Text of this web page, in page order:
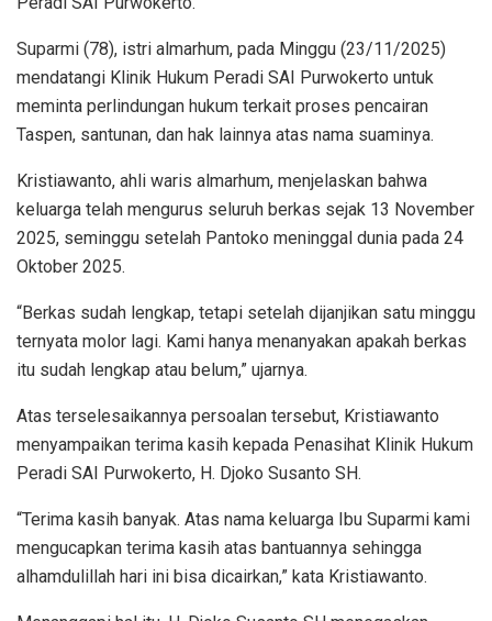
Suparmi (78), istri almarhum, pada Minggu (23/11/2025)
mendatangi Klinik Hukum Peradi SAI Purwokerto untuk
meminta perlindungan hukum terkait proses pencairan
Taspen, santunan, dan hak lainnya atas nama suaminya.
Kristiawanto, ahli waris almarhum, menjelaskan bahwa
keluarga telah mengurus seluruh berkas sejak 13 November
2025, seminggu setelah Pantoko meninggal dunia pada 24
Oktober 2025.
“Berkas sudah lengkap, tetapi setelah dijanjikan satu minggu
ternyata molor lagi. Kami hanya menanyakan apakah berkas
itu sudah lengkap atau belum,” ujarnya.
Atas terselesaikannya persoalan tersebut, Kristiawanto
menyampaikan terima kasih kepada Penasihat Klinik Hukum
Peradi SAI Purwokerto, H. Djoko Susanto SH.
“Terima kasih banyak. Atas nama keluarga Ibu Suparmi kami
mengucapkan terima kasih atas bantuannya sehingga
alhamdulillah hari ini bisa dicairkan,” kata Kristiawanto.